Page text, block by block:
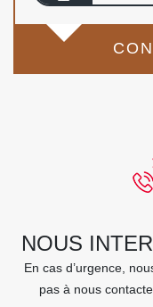
NOUS
En cas d’urgence,
pas à nous